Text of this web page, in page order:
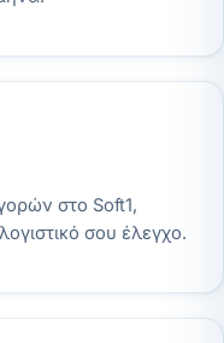
στο Soft1,
σου έλεγχο.